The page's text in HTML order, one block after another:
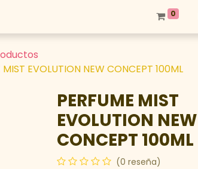
0
MIST EVOLUTION NEW CONCEPT 100ML
PERFUME MIST
EVOLUTION NEW
CONCEPT 100ML
(0 reseña)